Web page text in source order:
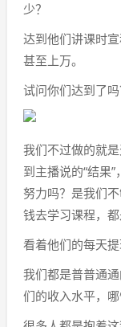
少？
达到他们讲课时
甚至上万。
试问你们达到了吗
我们不过做的就
到主播说的“结果
努力吗？是我们
钱去学习课程，都
看着他们的每天
我们都是普普通
们的收入水平，